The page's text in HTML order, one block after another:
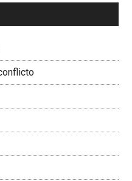
01:04
Corporación